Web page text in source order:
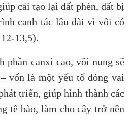
cải tạo lại đất phèn, đất bị
canh tác lâu dài vì vôi có
13,5).
phần canxi cao, vôi nung sẽ
vốn là một yếu tố đóng vai
triển, giúp hình thành các
tế bào, làm cho cây trở nên